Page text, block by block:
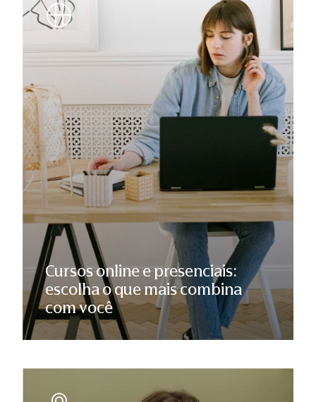
Cursos online e presenciais:
escolha o que mais combina
com você